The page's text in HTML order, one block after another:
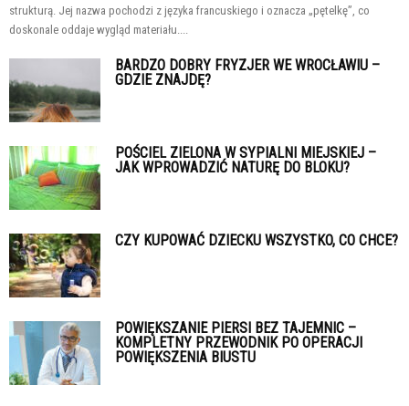
strukturą. Jej nazwa pochodzi z języka francuskiego i oznacza „pętelkę”, co
doskonale oddaje wygląd materiału....
BARDZO DOBRY FRYZJER WE WROCŁAWIU –
GDZIE ZNAJDĘ?
POŚCIEL ZIELONA W SYPIALNI MIEJSKIEJ –
JAK WPROWADZIĆ NATURĘ DO BLOKU?
CZY KUPOWAĆ DZIECKU WSZYSTKO, CO CHCE?
POWIĘKSZANIE PIERSI BEZ TAJEMNIC –
KOMPLETNY PRZEWODNIK PO OPERACJI
POWIĘKSZENIA BIUSTU